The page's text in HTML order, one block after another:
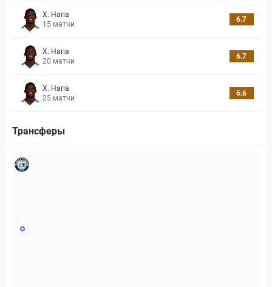
Х. Напа
15 матчи
6.7
Х. Напа
20 матчи
6.7
Х. Напа
25 матчи
6.6
Трансферы